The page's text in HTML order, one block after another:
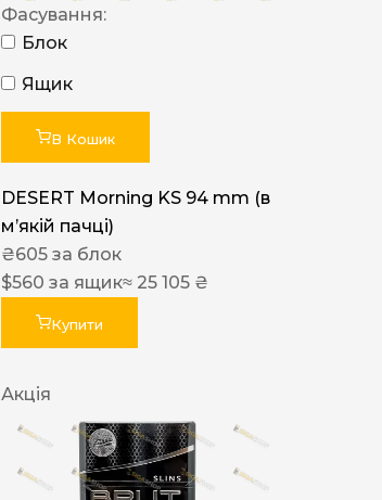
Фасування:
Блок
Ящик
В Кошик
DESERT Morning KS 94 mm (в
мʼякій пачці)
₴605 за блок
$560 за ящик≈ 25 105 ₴
Купити
Акція